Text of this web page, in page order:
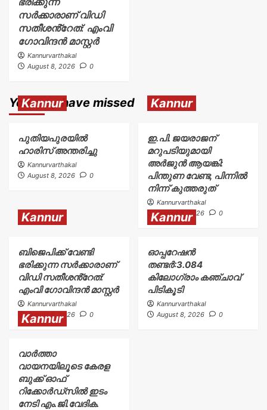
സർക്കാരാണ് വിഡി
സതീശൻ്റേത്: എംവി
ഗോവിന്ദൻ മാസ്റ്റർ
Kannurvarthakal
August 8, 2026
0
You may have missed
Kannur
പുതിയപുരയിൽ
ഹാരിസ് അന്തരിച്ചു
Kannurvarthakal
August 8, 2026
0
Kannur
ഇ.പി. ജയരാജന്
മറുപടിയുമായി
അർജുൻ ആയങ്കി:
പിന്തുണ വേണ്ട, പിന്നിൽ
നിന്ന് കുത്തരുത്
Kannurvarthakal
August 8, 2026
0
Kannur
ബിജെപിക്ക് വേണ്ടി
ഭരിക്കുന്ന സർക്കാരാണ്
വിഡി സതീശൻ്റേത്:
എംവി ഗോവിന്ദൻ മാസ്റ്റർ
Kannurvarthakal
August 8, 2026
0
Kannur
ഓപ്പറേഷൻ
തണ്ടർ:3.084
കിലോഗ്രാം കഞ്ചാവ്
പിടികൂടി
Kannurvarthakal
August 8, 2026
0
Kannur
വാർത്താ
വായനയിലൂടെ കേരള
ബുക്ക് ഓഫ്
റിക്കോർഡ്സിൽ ഇടം
നേടി എം.ജി.വേദിക.